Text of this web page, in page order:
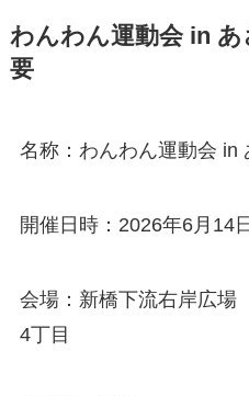
わんわん運動会 in
要
名称：わんわん運動会 in
開催日時：2026年6月14
会場：新橋下流右岸広
4丁目